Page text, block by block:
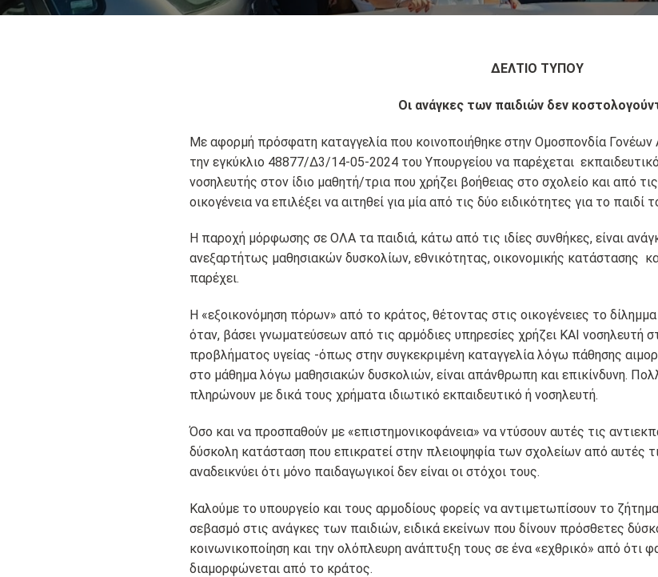
ΔΕΛΤΙΟ ΤΥΠΟΥ
Οι ανάγκες των παιδιών δεν
Με αφορμή πρόσφατη καταγγελία που κοινοποιήθηκε στην Ομοσπονδία Γονέων
την εγκύκλιο 48877/Δ3/14-05-2024 του Υπουργείου να παρέχεται
νοσηλευτής στον ίδιο μαθητή/τρια που χρήζει βοήθειας στο σχολείο και από
οικογένεια να επιλέξει να αιτηθεί για μία από τις δύο ειδικότητες για το
Η παροχή μόρφωσης σε ΟΛΑ τα παιδιά, κάτω από τις ιδίες συνθήκες, είναι
ανεξαρτήτως μαθησιακών δυσκολίων, εθνικότητας, οικονομικής κατάστασης
παρέχει.
Η «εξοικονόμηση πόρων» από το κράτος, θέτοντας στις οικογένειες το δίλημμα
όταν, βάσει γνωματεύσεων από τις αρμόδιες υπηρεσίες χρήζει ΚΑΙ νοσηλευτή
προβλήματος υγείας -όπως στην συγκεκριμένη καταγγελία λόγω πάθησης
στο μάθημα λόγω μαθησιακών δυσκολιών, είναι απάνθρωπη και επικίνδυνη.
πληρώνουν με δικά τους χρήματα ιδιωτικό εκπαιδευτικό ή νοσηλευτή.
Όσο και να προσπαθούν με «επιστημονικοφάνεια» να ντύσουν αυτές τις
δύσκολη κατάσταση που επικρατεί στην πλειοψηφία των σχολείων από αυτές
αναδεικνύει ότι μόνο παιδαγωγικοί δεν είναι οι στόχοι τους.
Καλούμε το υπουργείο και τους αρμοδίους φορείς να αντιμετωπίσουν το
σεβασμό στις ανάγκες των παιδιών, ειδικά εκείνων που δίνουν πρόσθετες
κοινωνικοποίηση και την ολόπλευρη ανάπτυξη τους σε ένα «εχθρικό» από ότι
διαμορφώνεται από το κράτος.